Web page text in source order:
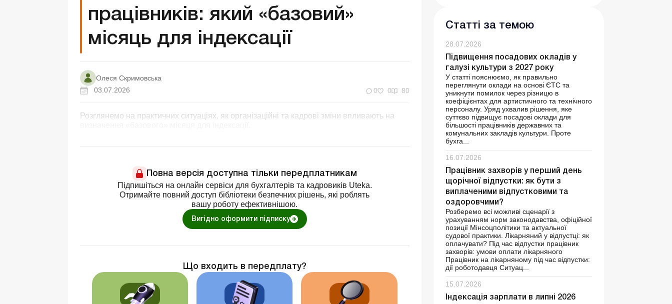
працівників: який «базовий»
місяць для індексації
Олеся Скримовська
03.07.2026
0 0 80
Розглянемо на практичних ситуаціях, як організаційні та кадрові зміни впливають на
Повна версія доступна тільки передплатникам
Підпишіться на онлайн сервіси для бухгалтерів та кадровиків Uteka.
Отримайте повний доступ бібліотеки безпечних рішень, які роблять
вашу роботу ефективнішою.
Вигідно оформити підписку
Що входить в передплату?
Статті за темою
28.07.2026
Підвищення посадових окладів у
галузі культури з 2027 року
У статті пояснюємо, як правильно
переглянути оклади на основі ЄТС та
уникнути помилок через різницю в
коефіцієнтах для артистичного та технічного
персоналу. Уряд ухвалив рішення, яке
суттєво підвищує посадові оклади для
більшості працівників державних та
комунальних закладів культури. Проте
бухга...
16.07.2026
Працівник захворів у перший день
щорічної відпустки: як бути з
виплаченими відпустковими та
оздоровчими?
Розберемо всі можливі сценарії з
урахуванням норм законодавства, офіційної
позиції Мінсоцполітики та актуальної
судової практики. Лікарняний у відпустці: як
оплачувати? Під час відпустки працівник
захворів: умови оплати лікарняного
Працівник на лікарняному під час відпустки:
дії роботодавця Ситуац...
15.07.2026
Індексація зарплати в липні 2026